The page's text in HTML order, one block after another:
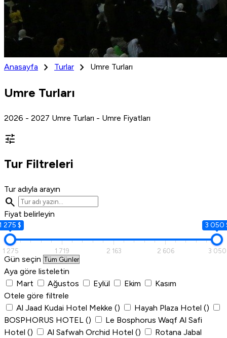
Anasayfa chevron_right Turlar chevron_right Umre Turları
Umre Turları
2026 - 2027 Umre Turları - Umre Fiyatları
tune
Tur Filtreleri
Tur adıyla arayın
search
Fiyat belirleyin
275 $ 3 050
1 275 1 719 2 163 2 606 3 050
Gün seçin
Aya göre listeletin
Mart
Ağustos Eylül Ekim
Kasım
Otele göre filtrele
Al Jaad Kudai Hotel Mekke () Hayah Plaza Hotel ()
BOSPHORUS HOTEL ()
Le Bosphorus Waqf Al Safi
Hotel () Al Safwah Orchid Hotel ()
Rotana Jabal